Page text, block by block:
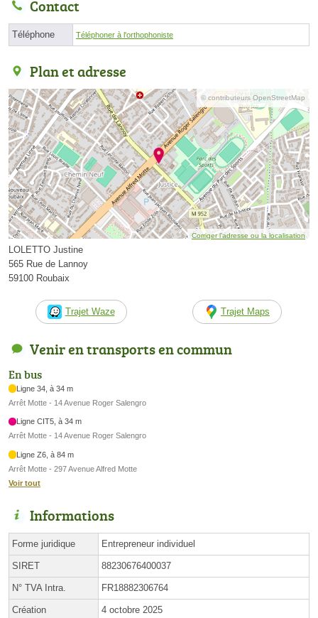
Contact
Téléphone Téléphoner à l'orthophoniste
Plan et adresse
© contributeurs OpenStreetMap
Corriger l’adresse ou la localisation
LOLETTO Justine
565 Rue de Lannoy
59100 Roubaix
Trajet Waze Trajet Maps
Venir en transports en commun
En bus
Ligne 34, à 34 m
Arrêt Motte - 14 Avenue Roger Salengro
Ligne CIT5, à 34 m
Arrêt Motte - 14 Avenue Roger Salengro
Ligne Z6, à 84 m
Arrêt Motte - 297 Avenue Alfred Motte
Voir tout
Informations
Forme juridique Entrepreneur individuel
SIRET 88230676400037
N° TVA Intra. FR18882306764
Création 4 octobre 2025